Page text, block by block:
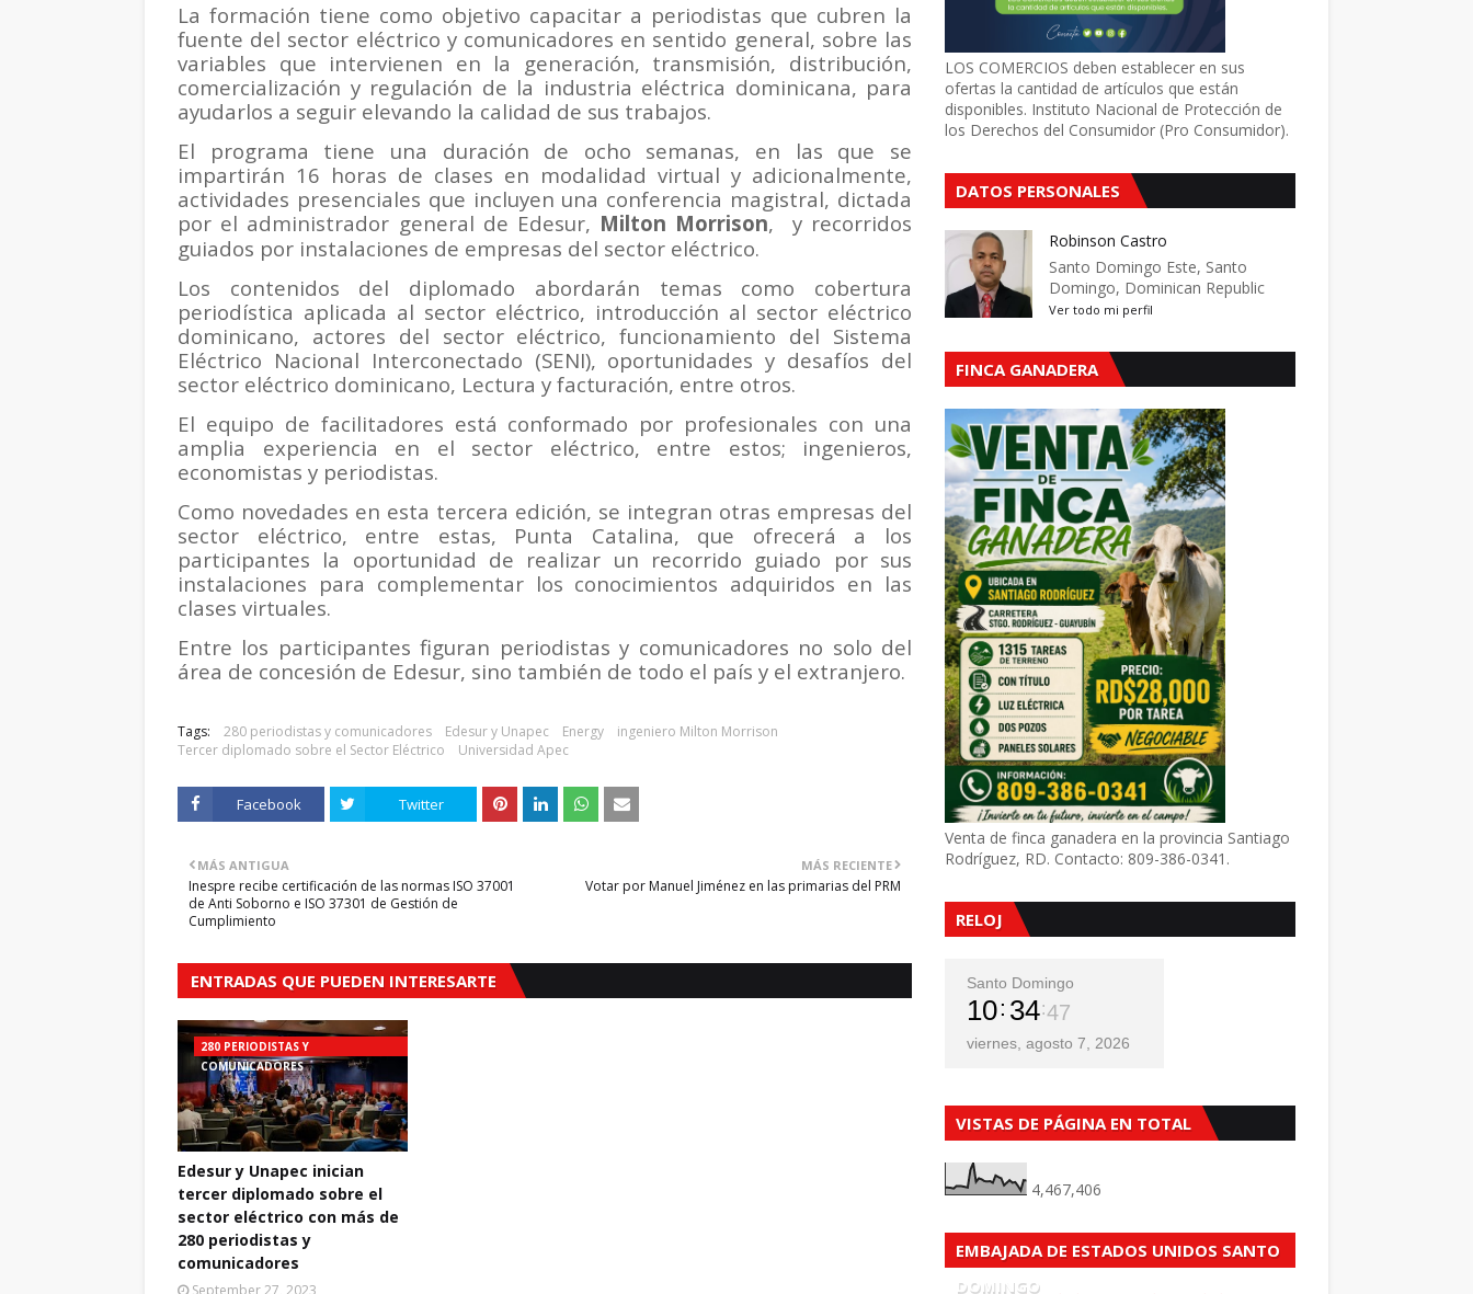
La formación tiene como objetivo capacitar a periodistas que cubren la
fuente del sector eléctrico y comunicadores en sentido general, sobre las
variables que intervienen en la generación, transmisión, distribución,
comercialización y regulación de la industria eléctrica dominicana, para
ayudarlos a seguir elevando la calidad de sus trabajos.
El programa tiene una duración de ocho semanas, en las que se
impartirán 16 horas de clases en modalidad virtual y adicionalmente,
actividades presenciales que incluyen una conferencia magistral, dictada
por el administrador general de Edesur, Milton Morrison, y recorridos
guiados por instalaciones de empresas del sector eléctrico.
Los contenidos del diplomado abordarán temas como cobertura
periodística aplicada al sector eléctrico, introducción al sector eléctrico
dominicano, actores del sector eléctrico, funcionamiento del Sistema
Eléctrico Nacional Interconectado (SENI), oportunidades y desafíos del
sector eléctrico dominicano, Lectura y facturación, entre otros.
El equipo de facilitadores está conformado por profesionales con una
amplia experiencia en el sector eléctrico, entre estos; ingenieros,
economistas y periodistas.
Como novedades en esta tercera edición, se integran otras empresas del
sector eléctrico, entre estas, Punta Catalina, que ofrecerá a los
participantes la oportunidad de realizar un recorrido guiado por sus
instalaciones para complementar los conocimientos adquiridos en las
clases virtuales.
Entre los participantes figuran periodistas y comunicadores no solo del
área de concesión de Edesur, sino también de todo el país y el extranjero.
Tags: 280 periodistas y comunicadores Edesur y Unapec Energy
ingeniero Milton Morrison
Tercer diplomado sobre el Sector Eléctrico
Universidad Apec
Facebook Twitter
MÁS RECIENTE
Votar por Manuel Jiménez en las primarias del PRM
MÁS ANTIGUA
Inespre recibe certificación de las normas ISO 37001
de Anti Soborno e ISO 37301 de Gestión de
Cumplimiento
ENTRADAS QUE PUEDEN INTERESARTE
280 PERIODISTAS Y
COMUNICADORES
Edesur y Unapec inician
tercer diplomado sobre el
sector eléctrico con más de
280 periodistas y
comunicadores
September 27, 2023
LOS COMERCIOS deben establecer en sus
ofertas la cantidad de artículos que están
disponibles. Instituto Nacional de Protección de
los Derechos del Consumidor (Pro Consumidor).
DATOS PERSONALES
Robinson Castro
Santo Domingo Este, Santo
Domingo, Dominican Republic
Ver todo mi perfil
FINCA GANADERA
Venta de finca ganadera en la provincia Santiago
Rodríguez, RD. Contacto: 809-386-0341.
RELOJ
Santo Domingo
10 34 48
viernes, agosto 7, 2026
VISTAS DE PÁGINA EN TOTAL
4,467,406
EMBAJADA DE ESTADOS UNIDOS SANTO
DOMINGO